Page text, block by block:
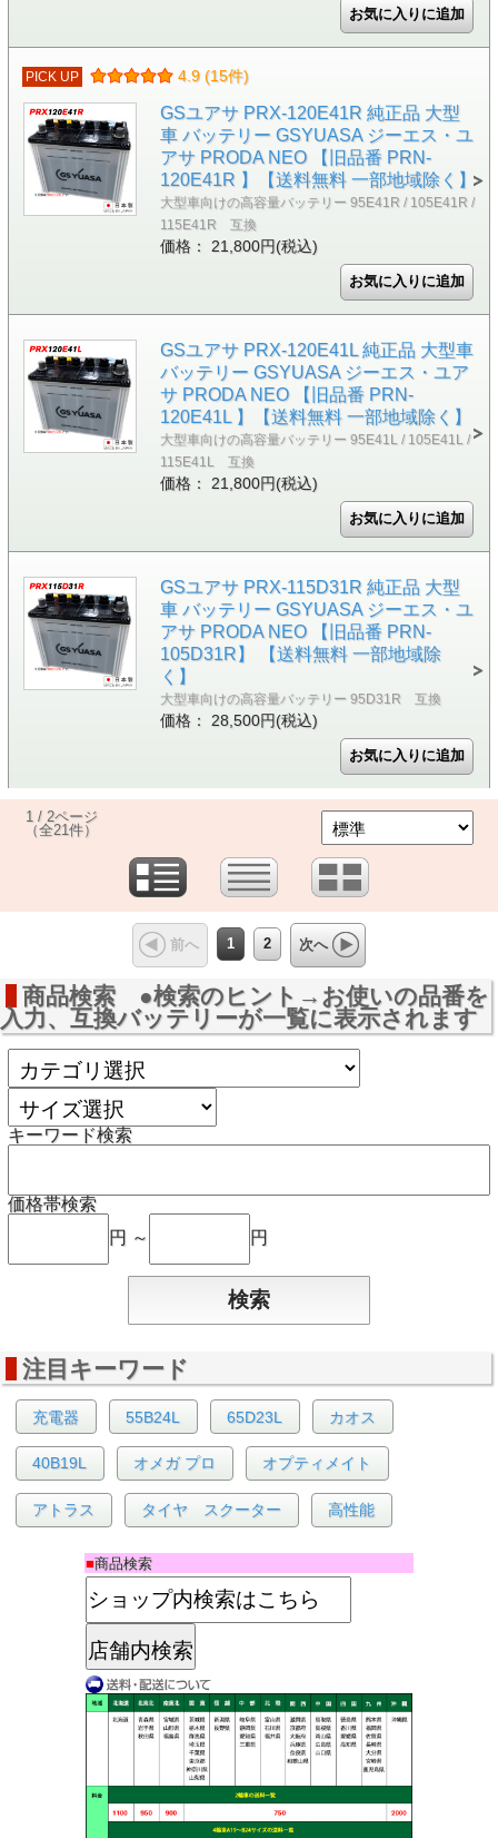
PICK UP 4.9 (15件)
GSユアサ PRX-120E41R 純正品 大型
車 バッテリー GSYUASA ジーエス・ユ
アサ PRODA NEO 【旧品番 PRN-
120E41R 】【送料無料 一部地域除く】
大型車向けの高容量バッテリー 95E41R / 105E41R /
115E41R 互換
価格： 21,800円(税込)
GSユアサ PRX-120E41L 純正品 大型車
バッテリー GSYUASA ジーエス・ユア
サ PRODA NEO 【旧品番 PRN-
120E41L 】【送料無料 一部地域除く】
大型車向けの高容量バッテリー 95E41L / 105E41L /
115E41L 互換
価格： 21,800円(税込)
GSユアサ PRX-115D31R 純正品 大型
車 バッテリー GSYUASA ジーエス・ユ
アサ PRODA NEO 【旧品番 PRN-
105D31R】 【送料無料 一部地域除
く】
大型車向けの高容量バッテリー 95D31R 互換
価格： 28,500円(税込)
1 / 2ページ
（全21件）
前へ 1 2 次へ
商品検索 ●検索のヒント→お使いの品番を
入力、互換バッテリーが一覧に表示されます
キーワード検索
価格帯検索
円 ～
円
注目キーワード
充電器 55B24L 65D23L カオス
40B19L オメガ プロ オプティメイト
アトラス タイヤ スクーター 高性能
■商品検索